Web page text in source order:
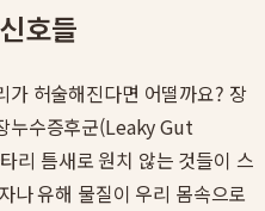
호들
가 허술해진다면 어떨까요? 장
누수증후군(Leaky Gut
리 틈새로 원치 않는 것들이 스
나 유해 물질이 우리 몸속으로